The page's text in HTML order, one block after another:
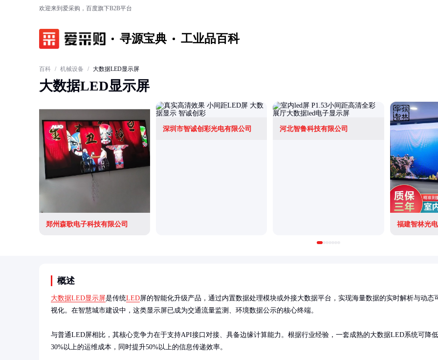
欢迎来到爱采购，百度旗下B2B平台
寻源宝典 工业品百科
百科 / 机械设备 / 大数据LED显示屏
大数据LED显示屏
郑州森歌电子科技有限公司
深圳市智诚创彩光电有限公司 河北智鲁科技有限公司
福建智林光
概述
大数据LED显示屏是传统LED屏的智能化升级产品，通过内置数据处理模块或外接大数据平台，实现海量数据的实时解析与动态
视化。在智慧城市建设中，这类显示屏已成为交通流量监测、环境数据公示的核心终端。
与普通LED屏相比，其核心竞争力在于支持API接口对接、具备边缘计算能力。根据行业经验，一套成熟的大数据LED系统可降低
30%以上的运维成本，同时提升50%以上的信息传递效率。